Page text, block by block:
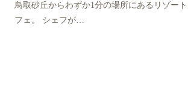
鳥取砂丘からわずか1分の場所にあるリゾー
フェ。 シェフが…